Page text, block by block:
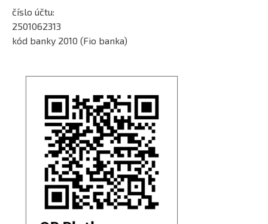
číslo účtu:
2501062313
kód banky 2010 (Fio banka)